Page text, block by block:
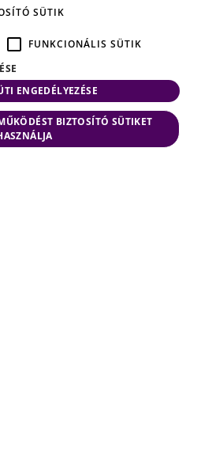
SÜTIK
FUNKCIONÁLIS SÜTIK
ENGEDÉLYEZÉSE
BIZTOSÍTÓ SÜTIKET